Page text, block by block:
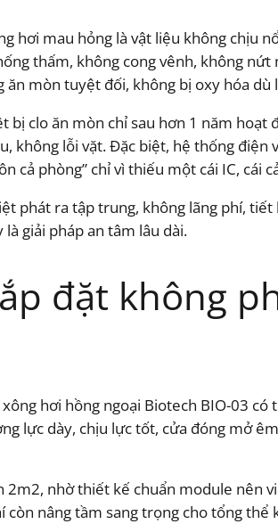
hơi mau hỏng là vật liệu không chịu
thấm, không cong vênh, không
mòn tuyệt đối, không bị oxy hóa
clo ăn mòn chỉ sau hơn 1 năm hoạt
không lỗi vặt. Đặc biệt, hệ thống
cả phòng” chỉ vì thiếu một cái IC, cái
phát ra tập trung, không lãng phí,
giải pháp an tâm lâu dài.
đặt không
hơi hồng ngoại Biotech BIO-03
lực dày, chịu lực tốt, cửa đóng mở
2m2, nhờ thiết kế chuẩn module nên
còn nâng tầm sang trọng cho tổng thể